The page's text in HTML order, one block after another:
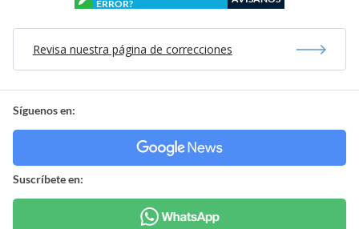
ERROR?
Revisa nuestra página de correcciones
Síguenos en:
Suscríbete en: